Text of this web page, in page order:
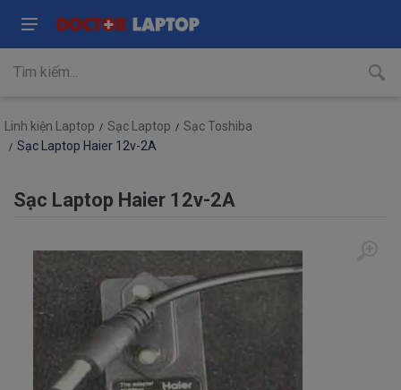
Linh kiện Laptop Sạc Laptop
Sạc Toshiba
Sạc Laptop Haier 12v-2A
Sạc Laptop Haier 12v-2A